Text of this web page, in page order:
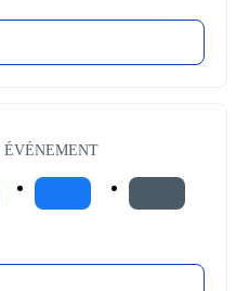
ÉVÉNEMENT